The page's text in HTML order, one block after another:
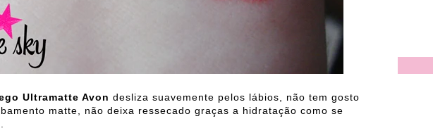
Ultramatte Avon desliza suavemente pelos lábios, não tem gosto
matte, não deixa ressecado graças a hidratação como se